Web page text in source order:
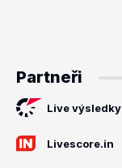
Partneři
Live výsledky
Livescore.in